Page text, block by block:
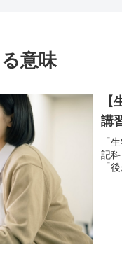
意味
講
「
記
「